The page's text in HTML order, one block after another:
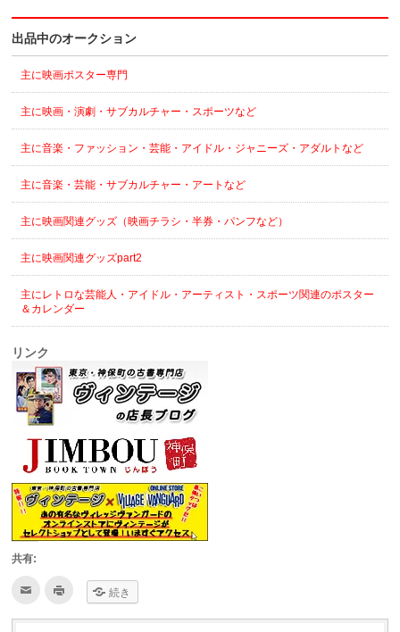
出品中のオークション
主に映画ポスター専門
主に映画・演劇・サブカルチャー・スポーツなど
主に音楽・ファッション・芸能・アイドル・ジャニーズ・アダルトなど
主に音楽・芸能・サブカルチャー・アートなど
主に映画関連グッズ（映画チラシ・半券・パンフなど）
主に映画関連グッズpart2
主にレトロな芸能人・アイドル・アーティスト・スポーツ関連のポスター
＆カレンダー
リンク
共有:
ク ク
続き